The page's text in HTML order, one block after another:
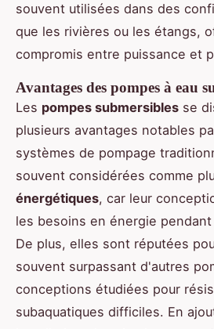
souvent utilisées dans des
que les rivières ou les étangs,
compromis entre puissance et
Avantages des pompes à eau
Les pompes submersibles se
plusieurs avantages notables
systèmes de pompage
souvent considérées comme
énergétiques, car leur
les besoins en énergie
De plus, elles sont réputées
souvent surpassant d'autres
conceptions étudiées pour
subaquatiques difficiles. En